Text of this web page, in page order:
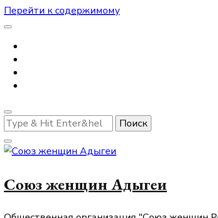
Перейти к содержимому
Ищите
что-
то?
Союз женщин Адыгеи